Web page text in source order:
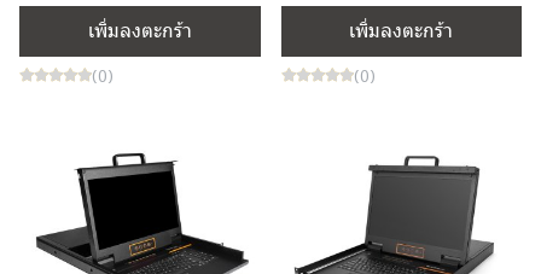
เพิ่มลงตะกร้า
(0)
เพิ่มลงตะกร้า
(0)